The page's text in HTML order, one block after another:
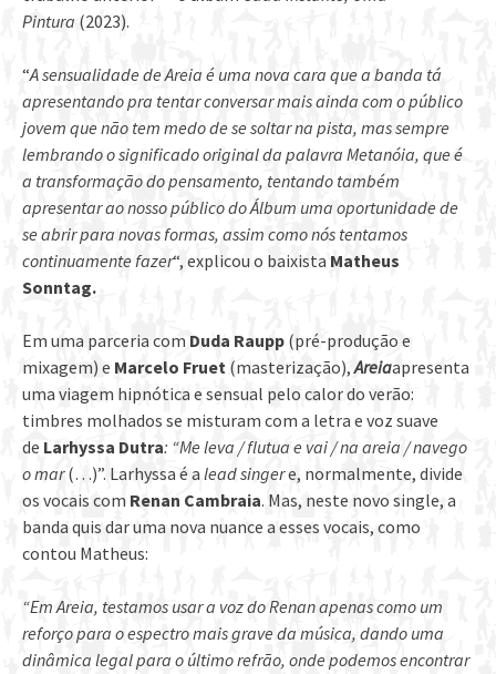
Pintura (2023).
“A sensualidade de Areia é uma nova cara que a banda tá
apresentando pra tentar conversar mais ainda com o público
jovem que não tem medo de se soltar na pista, mas sempre
lembrando o significado original da palavra Metanóia, que é
a transformação do pensamento, tentando também
apresentar ao nosso público do Álbum uma oportunidade de
se abrir para novas formas, assim como nós tentamos
continuamente fazer“, explicou o baixista Matheus
Sonntag.
Em uma parceria com Duda Raupp (pré-produção e
mixagem) e Marcelo Fruet (masterização),Areiaapresenta
uma viagem hipnótica e sensual pelo calor do verão:
timbres molhados se misturam com a letra e voz suave
de Larhyssa Dutra: “Me leva / flutua e vai / na areia / navego
o mar(…)”. Larhyssa é alead singere, normalmente, divide
os vocais com Renan Cambraia. Mas, neste novo single, a
banda quis dar uma nova nuance a esses vocais, como
contou Matheus:
“Em Areia, testamos usar a voz do Renan apenas como um
reforço para o espectro mais grave da música, dando uma
dinâmica legal para o último refrão, onde podemos encontrar